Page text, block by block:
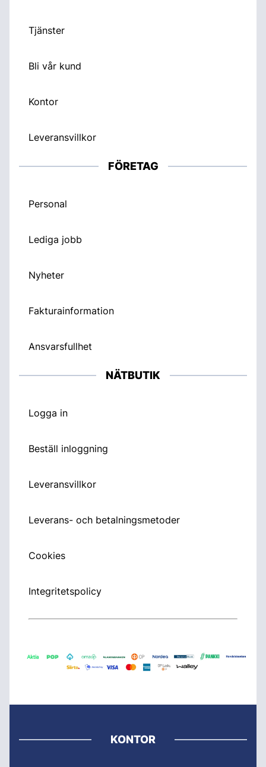
Tjänster
Bli vår kund
Kontor
Leveransvillkor
FÖRETAG
Personal
Lediga jobb
Nyheter
Fakturainformation
Ansvarsfullhet
NÄTBUTIK
Logga in
Beställ inloggning
Leveransvillkor
Leverans- och betalningsmetoder
Cookies
Integritetspolicy
KONTOR